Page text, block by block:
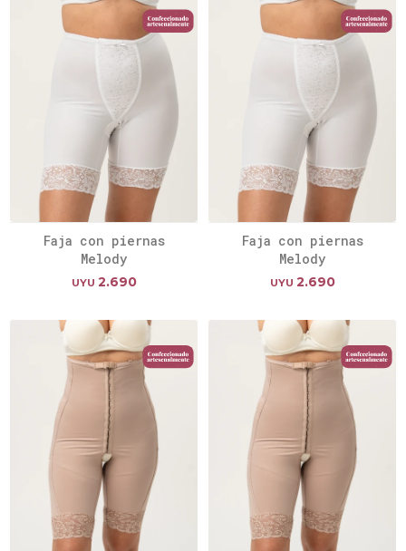
Faja con piernas
Melody
UYU 2.690
Faja con piernas
Melody
UYU 2.690